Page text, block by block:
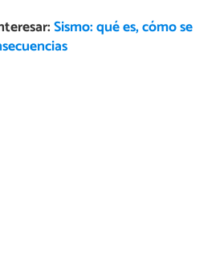
Sismo: qué es, cómo se